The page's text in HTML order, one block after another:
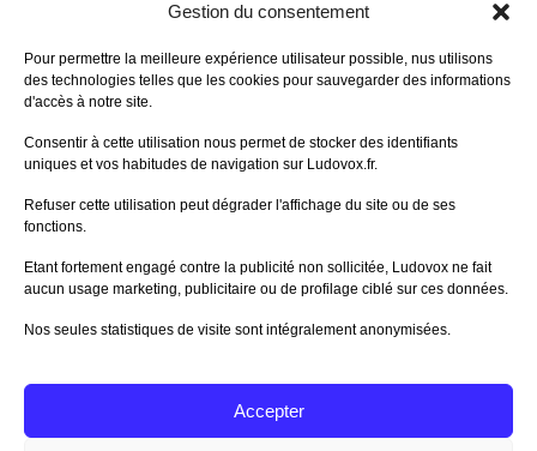
Gestion du consentement
Pour permettre la meilleure expérience utilisateur possible, nus utilisons
des technologies telles que les cookies pour sauvegarder des informations
d'accès à notre site.
Consentir à cette utilisation nous permet de stocker des identifiants
uniques et vos habitudes de navigation sur Ludovox.fr.
Refuser cette utilisation peut dégrader l'affichage du site ou de ses
fonctions.
Etant fortement engagé contre la publicité non sollicitée, Ludovox ne fait
aucun usage marketing, publicitaire ou de profilage ciblé sur ces données.
Nos seules statistiques de visite sont intégralement anonymisées.
Accepter
Sur le jeu Detective Box - Ciao
Bella
Avis demorlockbob
Sur le jeu Detective Box - Ciao
Publié leil y a 1 jour
80%
Sur le jeu Aeterna
Publié leil y a 2 jours
Avis degroule
Publié le
80%